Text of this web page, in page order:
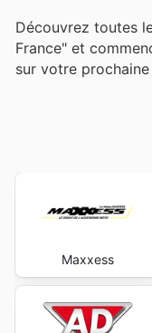
Découvrez toutes
France" et
sur votre prochaine
Maxxess